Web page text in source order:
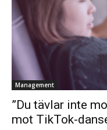
Management
”Du tävlar inte
mot TikTok-